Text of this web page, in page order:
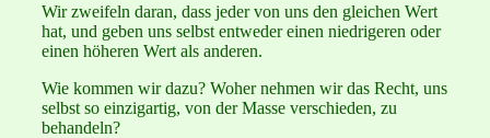
Wir zweifeln daran, dass jeder von uns den gleichen Wert
hat, und geben uns selbst entweder einen niedrigeren oder
einen höheren Wert als anderen.
Wie kommen wir dazu? Woher nehmen wir das Recht, uns
selbst so einzigartig, von der Masse verschieden, zu
behandeln?